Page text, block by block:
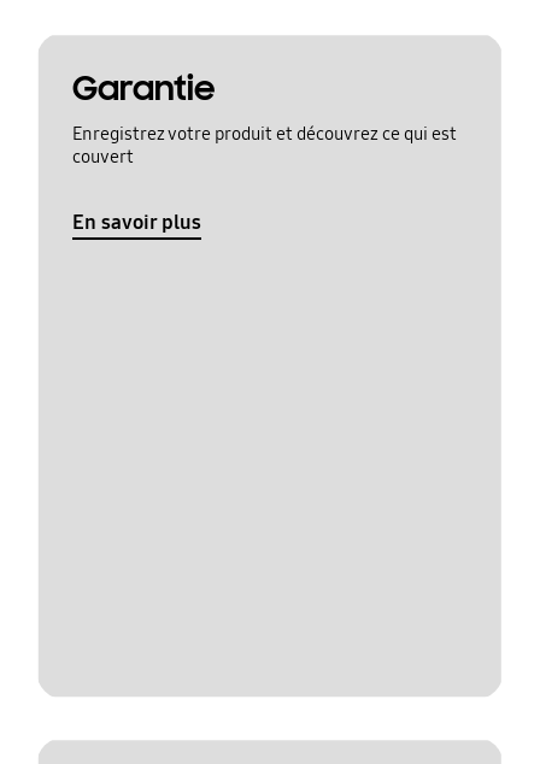
Garantie
Enregistrez votre produit et découvrez ce qui est
couvert
En savoir plus